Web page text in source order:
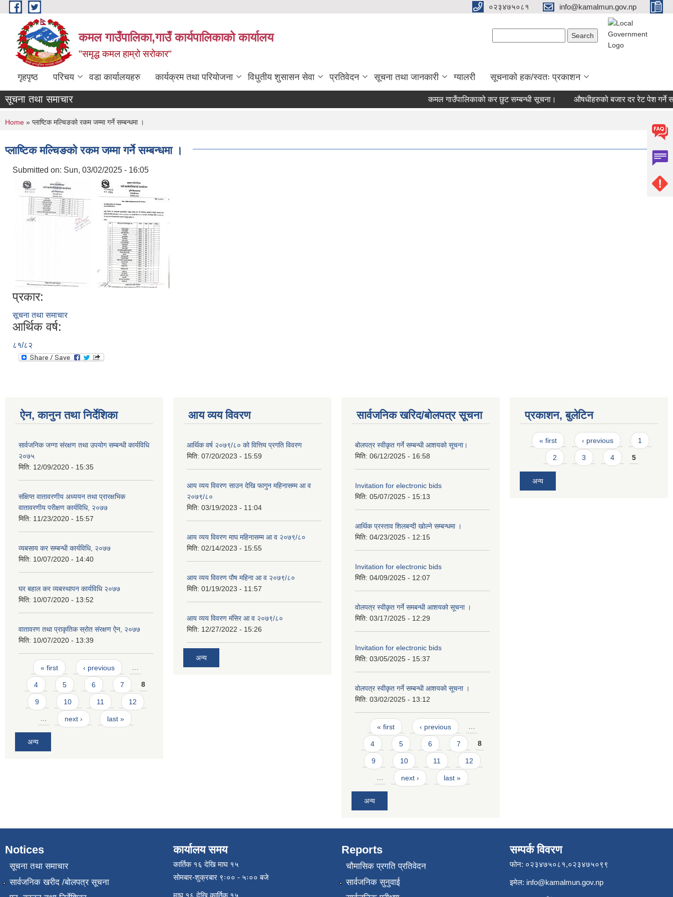
Skip to main content ०२३४७५०८१ info@kamalmun.gov.np
कमल गाउँपालिका,गाउँ कार्यपालिकाको कार्यालय
"समृद्ध कमल हाम्रो सरोकार"
गृहपृष्ठ परिचय वडा कार्यालयहरु कार्यक्रम तथा परियोजना विधुतीय शुसासन सेवा प्रतिवेदन सूचना तथा जानकारी ग्यालरी सूचनाको हक/स्वतः प्रकाशन
सूचना तथा समाचार कमल गाउँपालिकाको कर छुट सम्बन्धी सूचना। औषधीहरुको बजार दर रेट पेश गर्ने
You are here
Home » प्लाष्टिक मल्चिङको रकम जम्मा गर्ने सम्बन्धमा ।
प्लाष्टिक मल्चिङको रकम जम्मा गर्ने सम्बन्धमा ।
Submitted on: Sun, 03/02/2025 - 16:05
प्रकार:
सूचना तथा समाचार
आर्थिक वर्ष:
८१/८२
ऐन, कानुन तथा निर्देशिका
सार्वजनिक जग्गा संरक्षण तथा उपयोग सम्बन्धी कार्यविधि
२०७५
मिति: 12/09/2020 - 15:35
संक्षिप्त वातावरणीय अध्ययन तथा प्रारक्षभिक
वातावरणीय परीक्षण कार्यविधि, २०७७
मिति: 11/23/2020 - 15:57
व्यबसाय कर सम्बन्धी कार्यविधि, २०७७
मिति: 10/07/2020 - 14:40
घर बहाल कर व्यबस्थापन कार्यविधि २०७७
मिति: 10/07/2020 - 13:52
वातावरण तथा प्राकृतिक स्रोत संरक्षण ऐन, २०७७
मिति: 10/07/2020 - 13:39
Pages
« first ‹ previous …
4 5 6 7 8
9 10 11 12
… next › last »
अन्य
आय व्यय विवरण
आर्थिक वर्ष २०७९/८० को वित्तिय प्रगति विवरण
मिति: 07/20/2023 - 15:59
आय व्यय विवरण साउन देखि फागुन महिनासम्म आ व
२०७९/८०
मिति: 03/19/2023 - 11:04
आय व्यय विवरण माघ महिनासम्म आ व २०७९/८०
मिति: 02/14/2023 - 15:55
आय व्यय विवरण पौष महिना आ व २०७९/८०
मिति: 01/19/2023 - 11:57
आय व्यय विवरण मंसिर आ व २०७९/८०
मिति: 12/27/2022 - 15:26
अन्य
सार्वजनिक खरिद/बोलपत्र सूचना
बोलपत्र स्वीकृत गर्ने सम्बन्धी आशयको सूचना।
मिति: 06/12/2025 - 16:58
Invitation for electronic bids
मिति: 05/07/2025 - 15:13
आर्थिक प्रस्ताव शिलबन्दी खोल्ने सम्बन्धमा ।
मिति: 04/23/2025 - 12:15
Invitation for electronic bids
मिति: 04/09/2025 - 12:07
वोलपत्र स्वीकृत गर्ने समबन्धी आशयको सूचना ।
मिति: 03/17/2025 - 12:29
Invitation for electronic bids
मिति: 03/05/2025 - 15:37
वोलपत्र स्वीकृत गर्ने सम्बन्धी आशयको सूचना ।
मिति: 03/02/2025 - 13:12
Pages
« first ‹ previous …
4 5 6 7 8
9 10 11 12
… next › last »
अन्य
प्रकाशन, बुलेटिन
Pages
« first ‹ previous 1
2 3 4 5
अन्य
Notices
सूचना तथा समाचार
सार्वजनिक खरीद /बोलपत्र सूचना
कार्यालय समय
कार्तिक १६ देखि माघ १५
सोमबार-शुक्रबार ९ः०० - ५ः०० बजे
माघ १६ देखि कार्तिक १५
Reports
चौमासिक प्रगति प्रतिवेदन
सार्वजनिक सुनुवाई
सम्पर्क विवरण
फोन: ०२३४७५०८१,०२३४७५०९९
इमेल: info@kamalmun.gov.np